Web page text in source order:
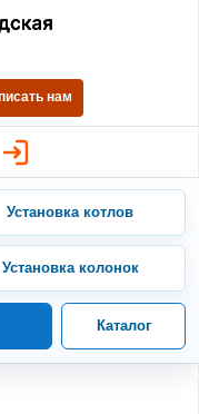
Газовая
нам
Установка котлов
Установка колонок
Каталог